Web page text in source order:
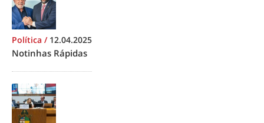
Política / 12.04.2025
Notinhas Rápidas